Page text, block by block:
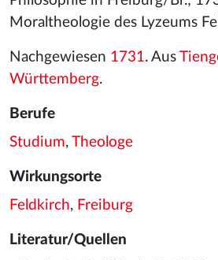
Moraltheologie des Lyzeums
Nachgewiesen 1731. Aus
Württemberg.
Berufe
Studium, Theologe
Wirkungsorte
Feldkirch, Freiburg
Literatur/Quellen